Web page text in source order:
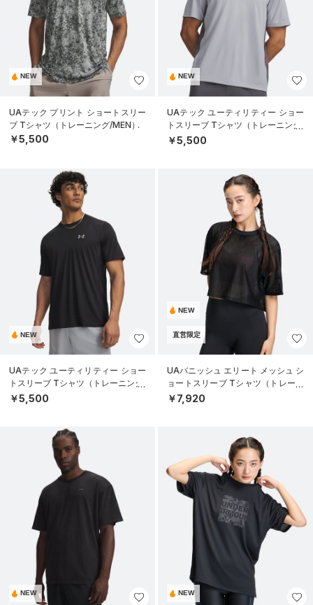
NEW
UAテック プリント ショートスリー
ブ Tシャツ（トレーニング/MEN）
￥5,500
NEW
UAテック ユーティリティー ショー
トスリーブ Tシャツ（トレーニング/
MEN）
￥5,500
NEW
UAテック ユーティリティー ショー
トスリーブ Tシャツ（トレーニング/
MEN）
￥5,500
NEW
直営限定
UAバニッシュ エリート メッシュ シ
ョートスリーブ Tシャツ（トレーニ
ング/WOMEN）
￥7,920
NEW NEW